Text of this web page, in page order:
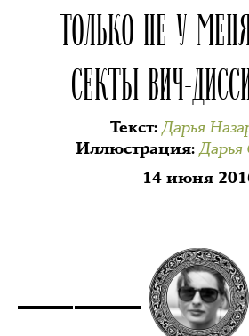
ТОЛЬКО НЕ У
СЕКТЫ ВИЧ-
Текст:Дарья
Иллюстрация:Дарья
14 июня